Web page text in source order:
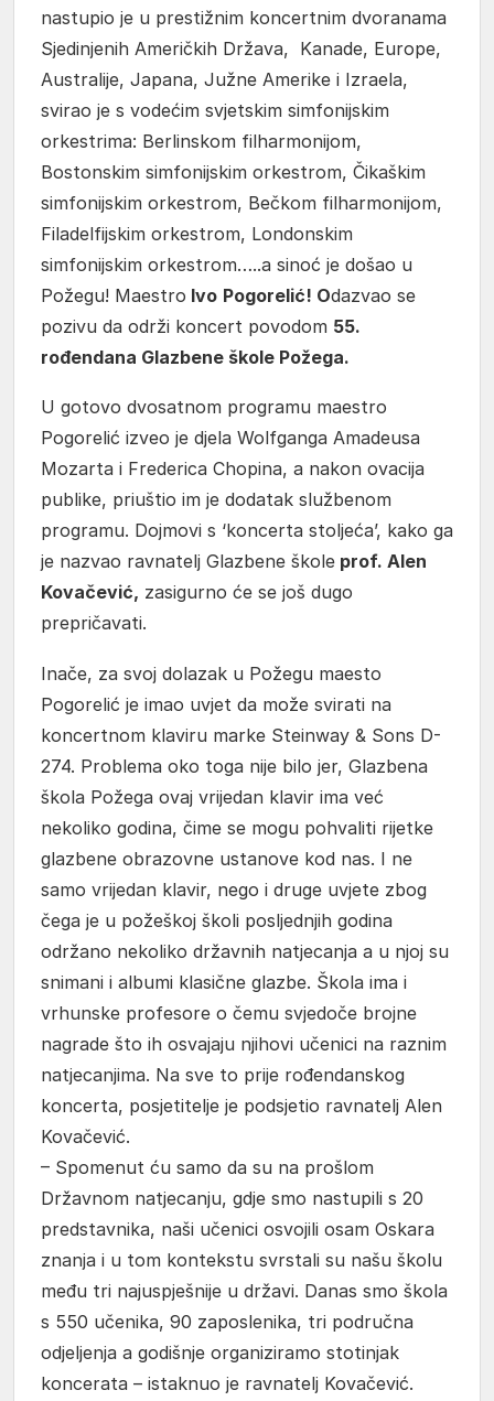
nastupio je u prestižnim koncertnim dvoranama
Sjedinjenih Američkih Država, Kanade, Europe,
Australije, Japana, Južne Amerike i Izraela,
svirao je s vodećim svjetskim simfonijskim
orkestrima: Berlinskom filharmonijom,
Bostonskim simfonijskim orkestrom, Čikaškim
simfonijskim orkestrom, Bečkom filharmonijom,
Filadelfijskim orkestrom, Londonskim
simfonijskim orkestrom…..a sinoć je došao u
Požegu! Maestro Ivo Pogorelić! Odazvao se
pozivu da održi koncert povodom 55.
rođendana Glazbene škole Požega.
U gotovo dvosatnom programu maestro
Pogorelić izveo je djela Wolfganga Amadeusa
Mozarta i Frederica Chopina, a nakon ovacija
publike, priuštio im je dodatak službenom
programu. Dojmovi s ‘koncerta stoljeća’, kako ga
je nazvao ravnatelj Glazbene škole prof. Alen
Kovačević, zasigurno će se još dugo
prepričavati.
Inače, za svoj dolazak u Požegu maesto
Pogorelić je imao uvjet da može svirati na
koncertnom klaviru marke Steinway & Sons D-
274. Problema oko toga nije bilo jer, Glazbena
škola Požega ovaj vrijedan klavir ima već
nekoliko godina, čime se mogu pohvaliti rijetke
glazbene obrazovne ustanove kod nas. I ne
samo vrijedan klavir, nego i druge uvjete zbog
čega je u požeškoj školi posljednjih godina
održano nekoliko državnih natjecanja a u njoj su
snimani i albumi klasične glazbe. Škola ima i
vrhunske profesore o čemu svjedoče brojne
nagrade što ih osvajaju njihovi učenici na raznim
natjecanjima. Na sve to prije rođendanskog
koncerta, posjetitelje je podsjetio ravnatelj Alen
Kovačević.
– Spomenut ću samo da su na prošlom
Državnom natjecanju, gdje smo nastupili s 20
predstavnika, naši učenici osvojili osam Oskara
znanja i u tom kontekstu svrstali su našu školu
među tri najuspješnije u državi. Danas smo škola
s 550 učenika, 90 zaposlenika, tri područna
odjeljenja a godišnje organiziramo stotinjak
koncerata – istaknuo je ravnatelj Kovačević.